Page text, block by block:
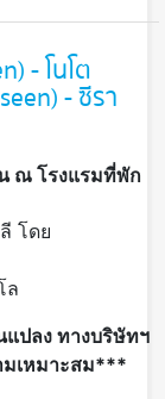
- โนโต
- ซีรา
ณ โรงแรมที่พัก
โดย
ล
แปลง ทางบริษัทฯ
มเหมาะสม***